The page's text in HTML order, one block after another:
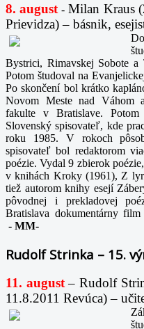
8. august -Milan Kraus
Prievidza) – básnik,
Bystrici, Rimavskej Sobote
Potom študoval na
Po skončení bol krátko
Novom Meste nad Váhom
fakulte v Bratislave. Potom
Slovenský spisovateľ, kde
roku 1985. V rokoch
spisovateľ bol redaktorom
poézie. Vydal 9 zbierok
v knihách Kroky (1961), Z
tiež autorom knihy esejí
pôvodnej i prekladovej
Bratislava dokumentárny
- MM-
Rudolf Strinka – 15.
11. august – Rudolf
11.8.2011 Revúca) –